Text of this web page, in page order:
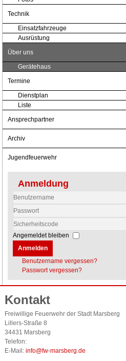
Technik
Einsatzfahrzeuge
Ausrüstung
Über uns
Gerätehaus
Termine
Dienstplan
Liste
Ansprechpartner
Archiv
Jugendfeuerwehr
Anmeldung
Benutzername
Passwort
Sicherheitscode
Angemeldet bleiben
Anmelden
Benutzername vergessen?
Passwort vergessen?
Kontakt
Freiwillige Feuerwehr der Stadt Marsberg
Lillers-Straße 8
34431 Marsberg
Telefon:
E-Mail: info@fw-marsberg.de